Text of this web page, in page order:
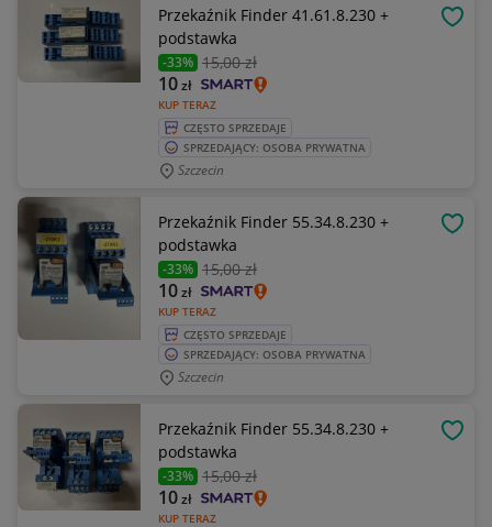
Przekaźnik Finder 41.61.8.230 +
podstawka
-33% 15,00 zł
KUP TERAZ
10zł
CZĘSTO SPRZEDAJE
SPRZEDAJĄCY: OSOBA PRYWATNA
Szczecin
Przekaźnik Finder 55.34.8.230 +
podstawka
-33% 15,00 zł
KUP TERAZ
10zł
CZĘSTO SPRZEDAJE
SPRZEDAJĄCY: OSOBA PRYWATNA
Szczecin
Przekaźnik Finder 55.34.8.230 +
podstawka
-33% 15,00 zł
KUP TERAZ
10zł